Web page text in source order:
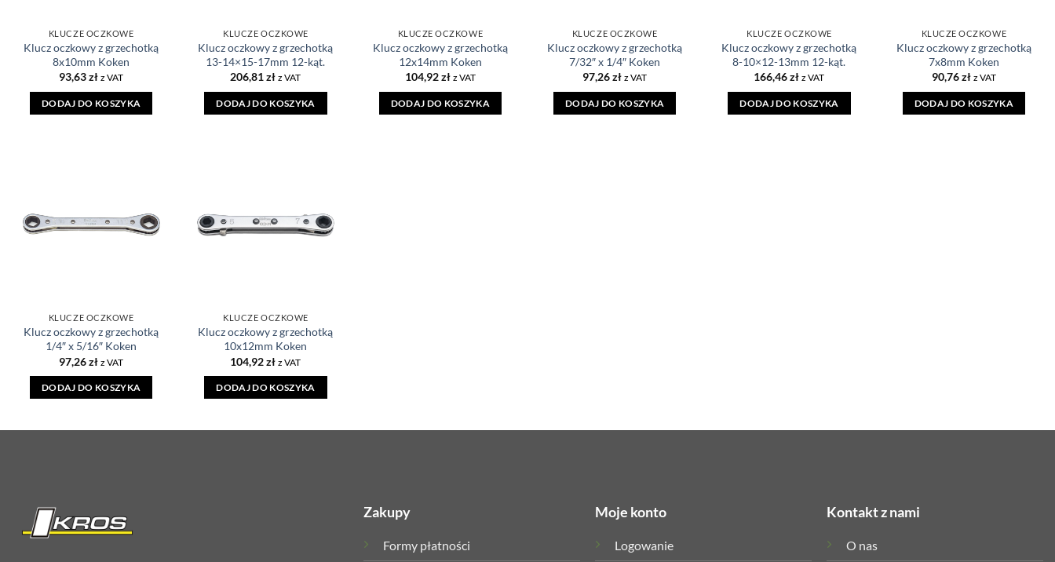
KLUCZE OCZKOWE
Klucz oczkowy z grzechotką
8x10mm Koken
93,63zł z VAT
DODAJ DO KOSZYKA
KLUCZE OCZKOWE
Klucz oczkowy z grzechotką
13-14×15-17mm 12-kąt.
206,81zł z VAT
DODAJ DO KOSZYKA
KLUCZE OCZKOWE
Klucz oczkowy z grzechotką
12x14mm Koken
104,92zł z VAT
DODAJ DO KOSZYKA
KLUCZE OCZKOWE
Klucz oczkowy z grzechotką
7/32″ x 1/4″ Koken
97,26zł z VAT
DODAJ DO KOSZYKA
KLUCZE OCZKOWE
Klucz oczkowy z grzechotką
8-10×12-13mm 12-kąt.
166,46zł z VAT
DODAJ DO KOSZYKA
KLUCZE OCZKOWE
Klucz oczkowy z grzechotką
7x8mm Koken
90,76zł z VAT
DODAJ DO KOSZYKA
KLUCZE OCZKOWE
Klucz oczkowy z grzechotką
1/4″ x 5/16″ Koken
97,26zł z VAT
DODAJ DO KOSZYKA
KLUCZE OCZKOWE
Klucz oczkowy z grzechotką
10x12mm Koken
104,92zł z VAT
DODAJ DO KOSZYKA
Zakupy
Formy płatności
Moje konto
Logowanie
Kontakt z nami
O nas